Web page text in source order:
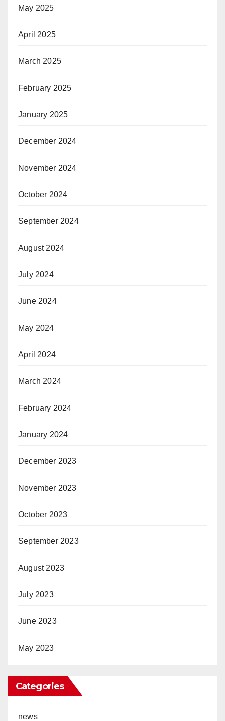
May 2025
April 2025
March 2025
February 2025
January 2025
December 2024
November 2024
October 2024
September 2024
August 2024
July 2024
June 2024
May 2024
April 2024
March 2024
February 2024
January 2024
December 2023
November 2023
October 2023
September 2023
August 2023
July 2023
June 2023
May 2023
Categories
news